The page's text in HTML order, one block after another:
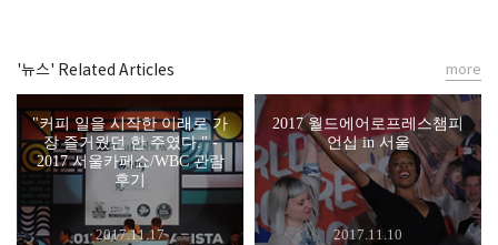
'뉴스' Related Articles
"커피 일을 시작한 이래로 가
장 즐거웠던 한 주였다." -
2017 서울카페쇼/WBC 관람
후기
2017.11.17
2017 월드에어로프레스챔피
언십 in 서울
2017.11.10
more